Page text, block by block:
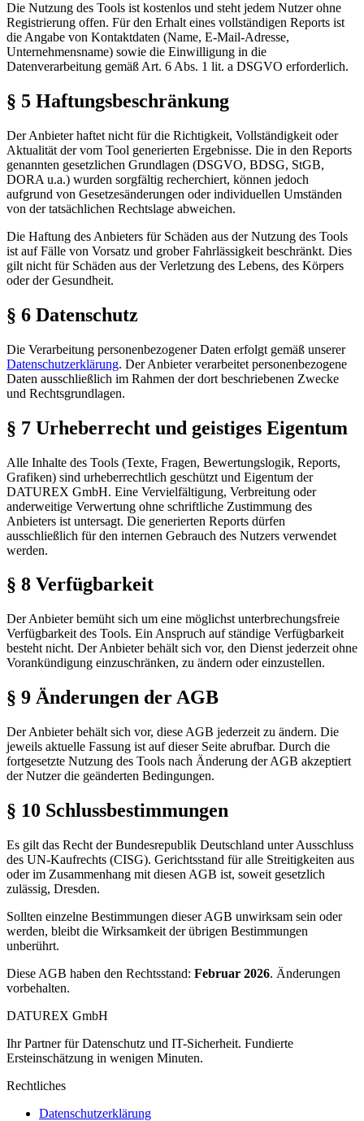
Die Nutzung des Tools ist kostenlos und steht jedem Nutzer ohne
Registrierung offen. Für den Erhalt eines vollständigen Reports ist
die Angabe von Kontaktdaten (Name, E-Mail-Adresse,
Unternehmensname) sowie die Einwilligung in die
Datenverarbeitung gemäß Art. 6 Abs. 1 lit. a DSGVO erforderlich.
§ 5 Haftungsbeschränkung
Der Anbieter haftet nicht für die Richtigkeit, Vollständigkeit oder
Aktualität der vom Tool generierten Ergebnisse. Die in den Reports
genannten gesetzlichen Grundlagen (DSGVO, BDSG, StGB,
DORA u.a.) wurden sorgfältig recherchiert, können jedoch
aufgrund von Gesetzesänderungen oder individuellen Umständen
von der tatsächlichen Rechtslage abweichen.
Die Haftung des Anbieters für Schäden aus der Nutzung des Tools
ist auf Fälle von Vorsatz und grober Fahrlässigkeit beschränkt. Dies
gilt nicht für Schäden aus der Verletzung des Lebens, des Körpers
oder der Gesundheit.
§ 6 Datenschutz
Die Verarbeitung personenbezogener Daten erfolgt gemäß unserer
Datenschutzerklärung. Der Anbieter verarbeitet personenbezogene
Daten ausschließlich im Rahmen der dort beschriebenen Zwecke
und Rechtsgrundlagen.
§ 7 Urheberrecht und geistiges Eigentum
Alle Inhalte des Tools (Texte, Fragen, Bewertungslogik, Reports,
Grafiken) sind urheberrechtlich geschützt und Eigentum der
DATUREX GmbH. Eine Vervielfältigung, Verbreitung oder
anderweitige Verwertung ohne schriftliche Zustimmung des
Anbieters ist untersagt. Die generierten Reports dürfen
ausschließlich für den internen Gebrauch des Nutzers verwendet
werden.
§ 8 Verfügbarkeit
Der Anbieter bemüht sich um eine möglichst unterbrechungsfreie
Verfügbarkeit des Tools. Ein Anspruch auf ständige Verfügbarkeit
besteht nicht. Der Anbieter behält sich vor, den Dienst jederzeit ohne
Vorankündigung einzuschränken, zu ändern oder einzustellen.
§ 9 Änderungen der AGB
Der Anbieter behält sich vor, diese AGB jederzeit zu ändern. Die
jeweils aktuelle Fassung ist auf dieser Seite abrufbar. Durch die
fortgesetzte Nutzung des Tools nach Änderung der AGB akzeptiert
der Nutzer die geänderten Bedingungen.
§ 10 Schlussbestimmungen
Es gilt das Recht der Bundesrepublik Deutschland unter Ausschluss
des UN-Kaufrechts (CISG). Gerichtsstand für alle Streitigkeiten aus
oder im Zusammenhang mit diesen AGB ist, soweit gesetzlich
zulässig, Dresden.
Sollten einzelne Bestimmungen dieser AGB unwirksam sein oder
werden, bleibt die Wirksamkeit der übrigen Bestimmungen
unberührt.
Diese AGB haben den Rechtsstand: Februar 2026. Änderungen
vorbehalten.
DATUREX GmbH
Ihr Partner für Datenschutz und IT-Sicherheit. Fundierte
Ersteinschätzung in wenigen Minuten.
Rechtliches
Datenschutzerklärung